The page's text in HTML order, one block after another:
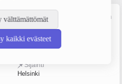
välttämättömät
kaikki evästeet
Lähde: YTJ, PRH, Traficom
Henkilöstömäärä
5–9
Sijainti
Helsinki